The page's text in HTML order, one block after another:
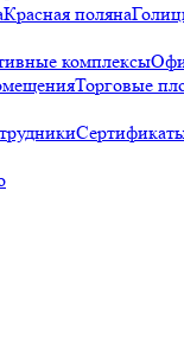
Красная поляна
комплексы
Торговые